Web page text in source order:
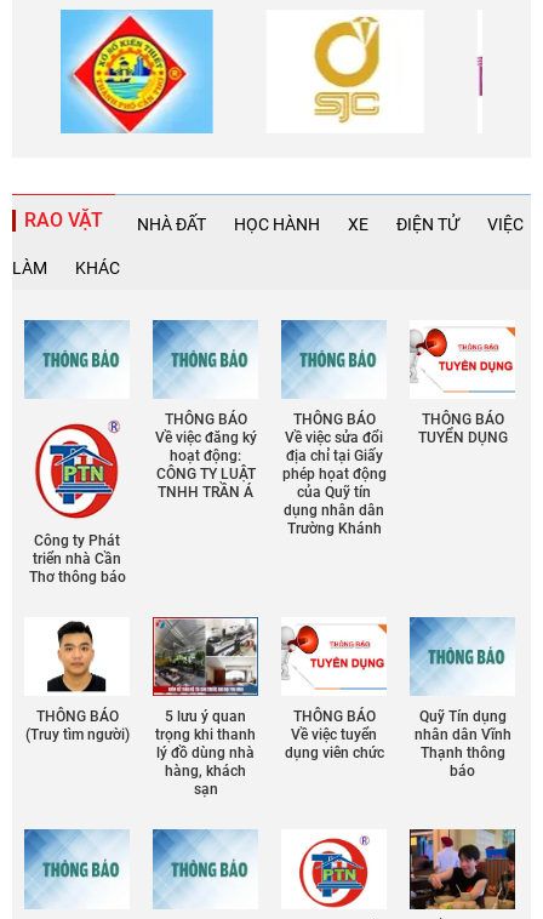
RAO VẶT NHÀ ĐẤT HỌC HÀNH XE ĐIỆN TỬ VIỆC
LÀM KHÁC
Công ty Phát
triển nhà Cần
Thơ thông báo
THÔNG BÁO
Về việc đăng ký
hoạt động:
CÔNG TY LUẬT
TNHH TRẦN Á
THÔNG BÁO
Về việc sửa đổi
địa chỉ tại Giấy
phép họat động
của Quỹ tín
dụng nhân dân
Trường Khánh
THÔNG BÁO
TUYỂN DỤNG
THÔNG BÁO
(Truy tìm người)
5 lưu ý quan
trọng khi thanh
lý đồ dùng nhà
hàng, khách
sạn
THÔNG BÁO
Về việc tuyển
dụng viên chức
Quỹ Tín dụng
nhân dân Vĩnh
Thạnh thông
báo